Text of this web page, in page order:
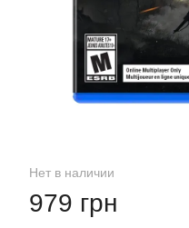
Нет в наличии
979 грн